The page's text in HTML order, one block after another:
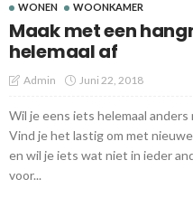
WONEN WOONKAMER
Maak met een
helemaal af
Admin Juni 22, 2018
Wil je eens iets helemaal
Vind je het lastig om met
en wil je iets wat niet in ieder
voor...